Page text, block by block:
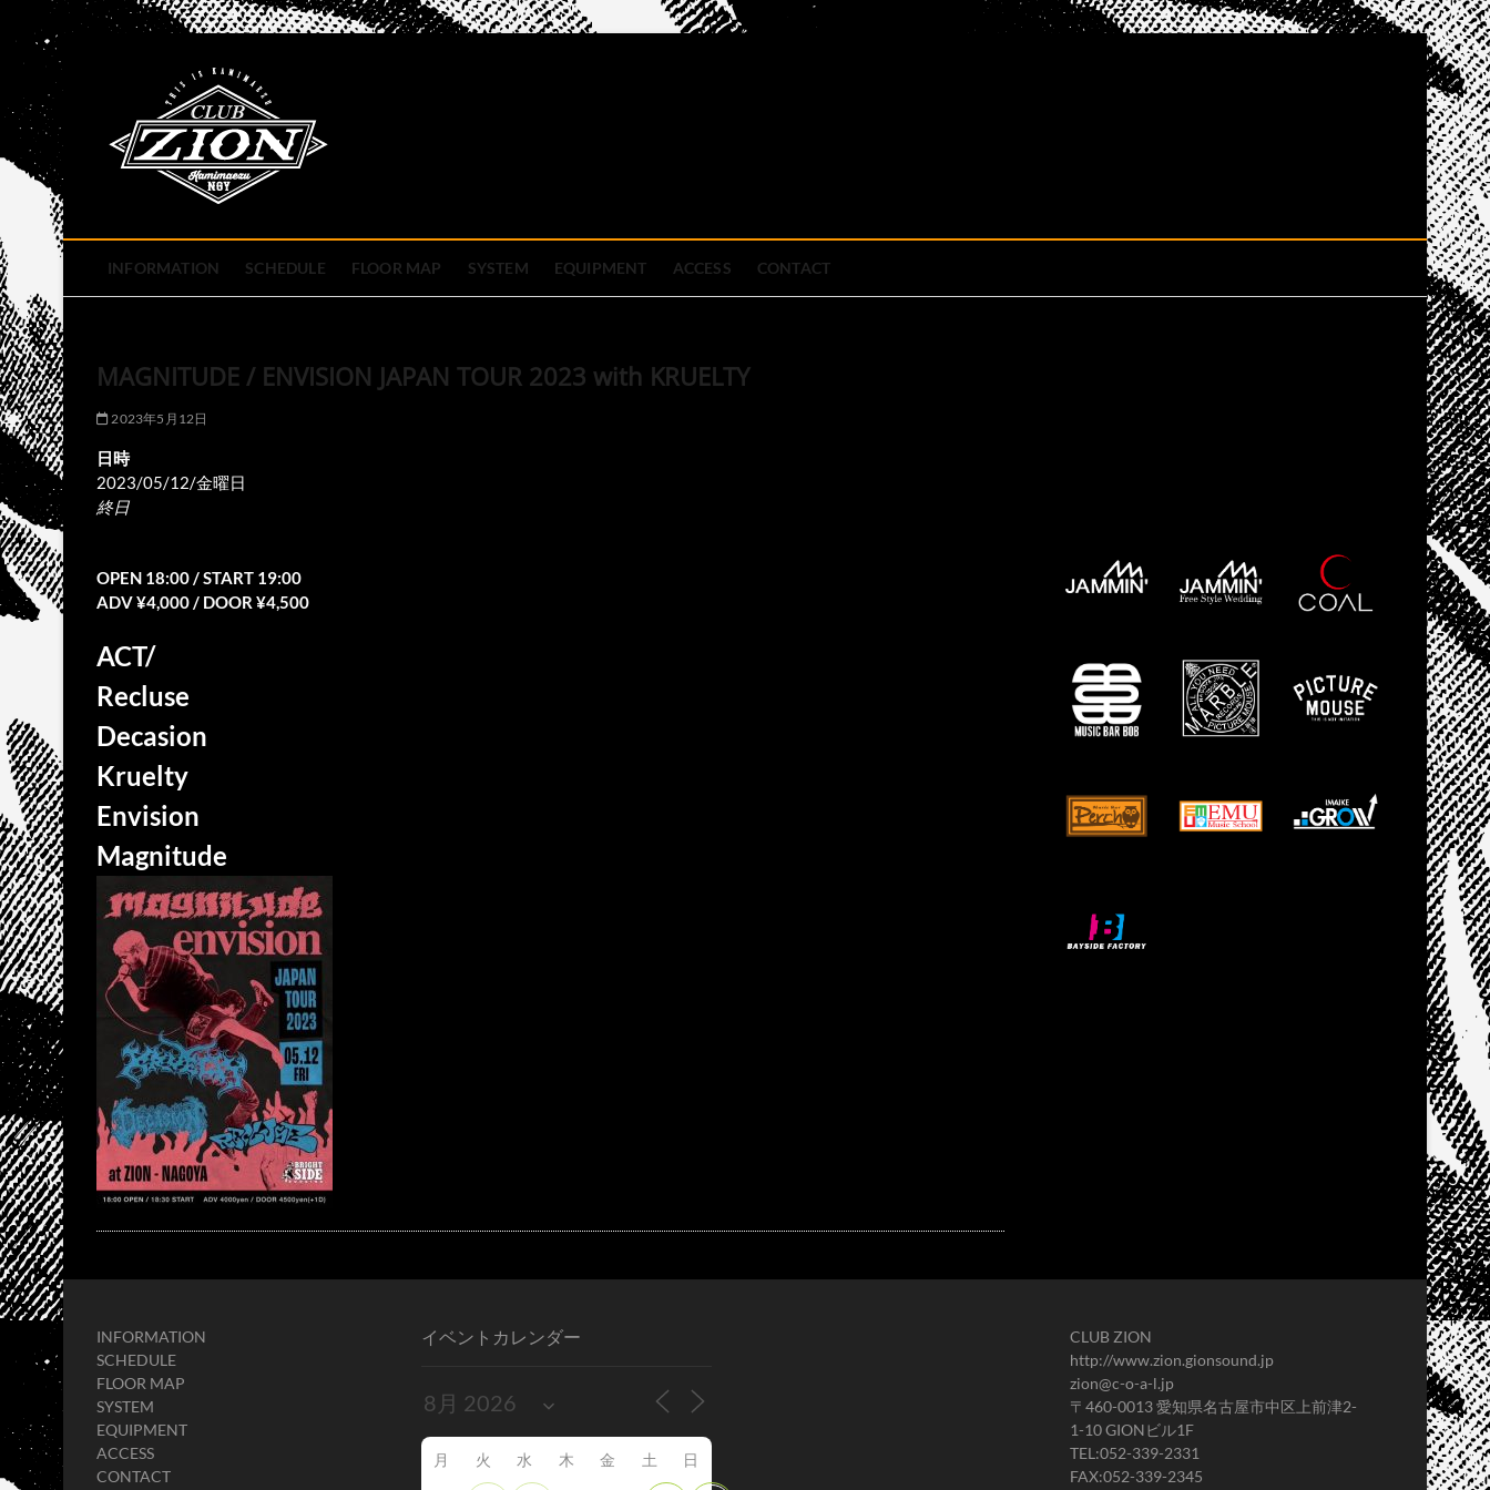
content
INFORMATION SCHEDULE FLOOR MAP SYSTEM EQUIPMENT ACCESS CONTACT
MAGNITUDE / ENVISION JAPAN TOUR 2023 with KRUELTY
2023年5月12日
日時
2023/05/12/金曜日
終日
OPEN 18:00 / START 19:00
ADV ¥4,000 / DOOR ¥4,500
ACT/
Recluse
Decasion
Kruelty
Envision
Magnitude
INFORMATION
SCHEDULE
FLOOR MAP
SYSTEM
EQUIPMENT
ACCESS
CONTACT
イベントカレンダー
月 火 水 木 金 土 日
CLUB ZION
http://www.zion.gionsound.jp
zion@c-o-a-l.jp
〒460-0013 愛知県名古屋市中区上前津2-
1-10 GIONビル1F
TEL:052-339-2331
FAX:052-339-2345